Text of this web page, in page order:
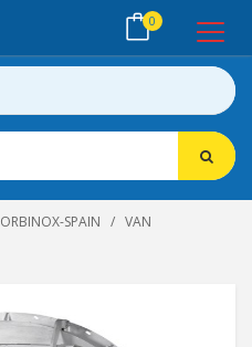
0
ORBINOX-SPAIN
VAN